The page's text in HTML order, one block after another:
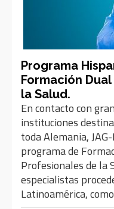
Programa
Formación
la Salud.
En contacto con
instituciones
toda Alemania,
programa de
Profesionales de la
especialistas
Latinoamérica,